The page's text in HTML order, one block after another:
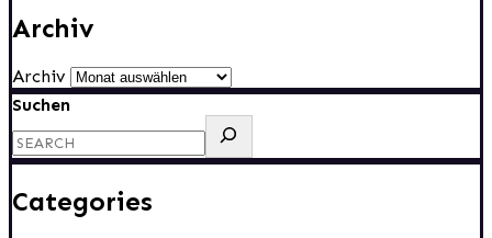
Archiv
Archiv
Suchen
Categories